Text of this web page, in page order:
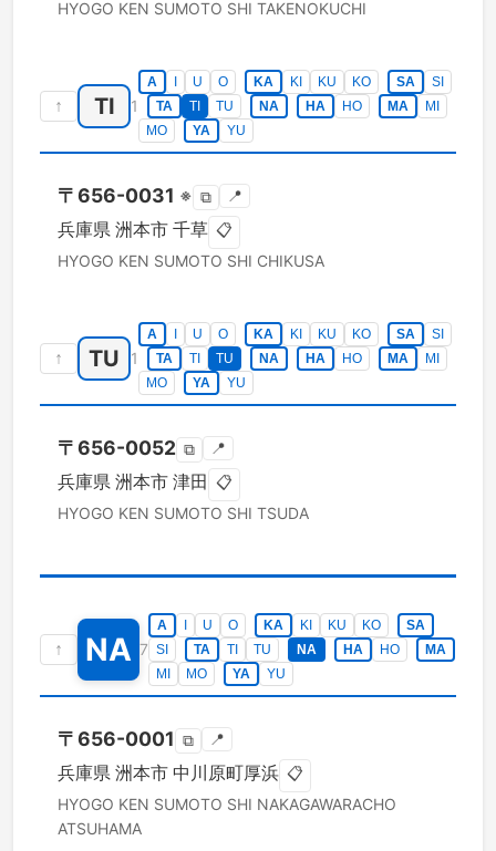
HYOGO KEN SUMOTO SHI TAKENOKUCHI
↑ TI 1
A U O KA KI KU KO SA
SI
TA
TI TU NA HA HO MA
MI
MO
YA YU
〒656-0031 ※ ⧉ 📍
兵庫県 洲本市 千草 📋
HYOGO KEN SUMOTO SHI CHIKUSA
↑ TU 1
A U O KA KI KU KO SA
SI
TA
TI TU NA HA HO MA
MI
MO
YA YU
〒656-0052 ⧉ 📍
兵庫県 洲本市 津田 📋
HYOGO KEN SUMOTO SHI TSUDA
↑ NA 7
A U O KA KI KU KO
SA
SI
TA TI TU NA HA HO
MA
MI
MO YA YU
〒656-0001 ⧉ 📍
兵庫県 洲本市 中川原町厚浜 📋
HYOGO KEN SUMOTO SHI NAKAGAWARACHO
ATSUHAMA